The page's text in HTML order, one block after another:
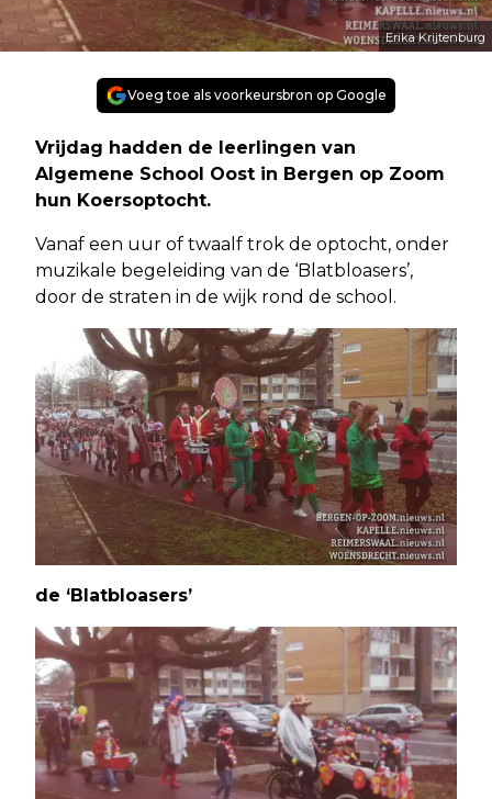
Erika Krijtenburg
Voeg toe als voorkeursbron op Google
Vrijdag hadden de leerlingen van
Algemene School Oost in Bergen op Zoom
hun Koersoptocht.
Vanaf een uur of twaalf trok de optocht, onder
muzikale begeleiding van de ‘Blatbloasers’,
door de straten in de wijk rond de school.
de ‘Blatbloasers’